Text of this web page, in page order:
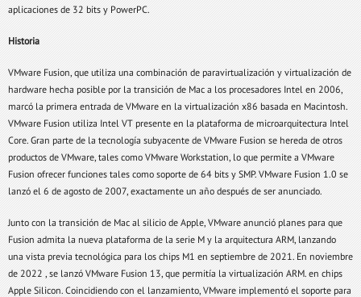
aplicaciones de 32 bits y PowerPC.
Historia
VMware Fusion, que utiliza una combinación de paravirtualización y virtualización de
hardware hecha posible por la transición de Mac a los procesadores Intel en 2006,
marcó la primera entrada de VMware en la virtualización x86 basada en Macintosh.
VMware Fusion utiliza Intel VT presente en la plataforma de microarquitectura Intel
Core. Gran parte de la tecnología subyacente de VMware Fusion se hereda de otros
productos de VMware, tales como VMware Workstation, lo que permite a VMware
Fusion ofrecer funciones tales como soporte de 64 bits y SMP. VMware Fusion 1.0 se
lanzó el 6 de agosto de 2007, exactamente un año después de ser anunciado.
Junto con la transición de Mac al silicio de Apple, VMware anunció planes para que
Fusion admita la nueva plataforma de la serie M y la arquitectura ARM, lanzando
una vista previa tecnológica para los chips M1 en septiembre de 2021. En noviembre
de 2022 , se lanzó VMware Fusion 13, que permitía la virtualización ARM. en chips
Apple Silicon. Coincidiendo con el lanzamiento, VMware implementó el soporte para